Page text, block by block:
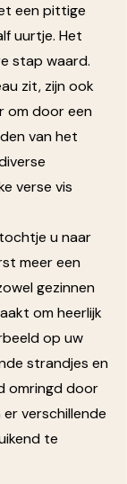
een pittige
uurtje. Het
stap waard.
zit, zijn ook
om door een
van het
verse vis
u naar
meer een
gezinnen
om heerlijk
op uw
strandjes en
omringd door
verschillende
te